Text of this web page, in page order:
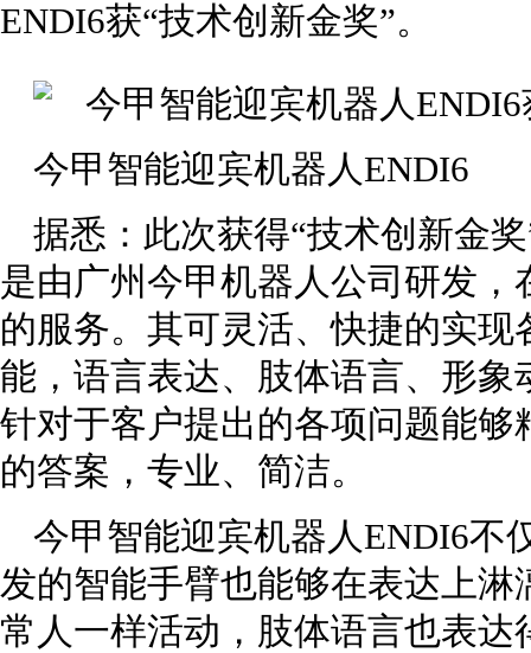
ENDI6获“技术创新金奖”。
今甲智能迎宾机器人ENDI6
据悉：此次获得“技术创新金
是由广州今甲机器人公司研发
的服务。其可灵活、快捷的实
能，语言表达、肢体语言、形
针对于客户提出的各项问题能
的答案，专业、简洁。
今甲智能迎宾机器人ENDI6不
发的智能手臂也能够在表达上
常人一样活动，肢体语言也表